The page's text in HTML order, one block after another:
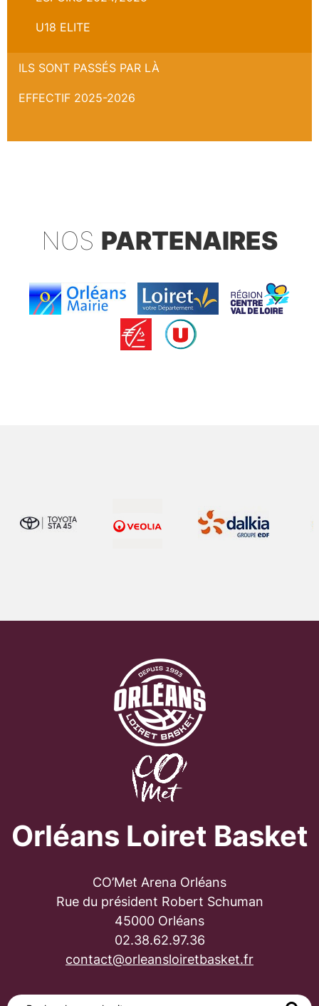
U18 ELITE
ILS SONT PASSÉS PAR LÀ
EFFECTIF 2025-2026
NOS PARTENAIRES
Orléans Loiret Basket
CO’Met Arena Orléans
Rue du président Robert Schuman
45000 Orléans
02.38.62.97.36
contact@orleansloiretbasket.fr